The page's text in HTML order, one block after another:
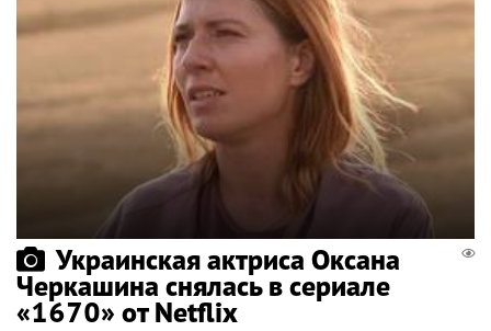
Украинская актриса Оксана
Черкашина снялась в сериале
«1670» от Netflix